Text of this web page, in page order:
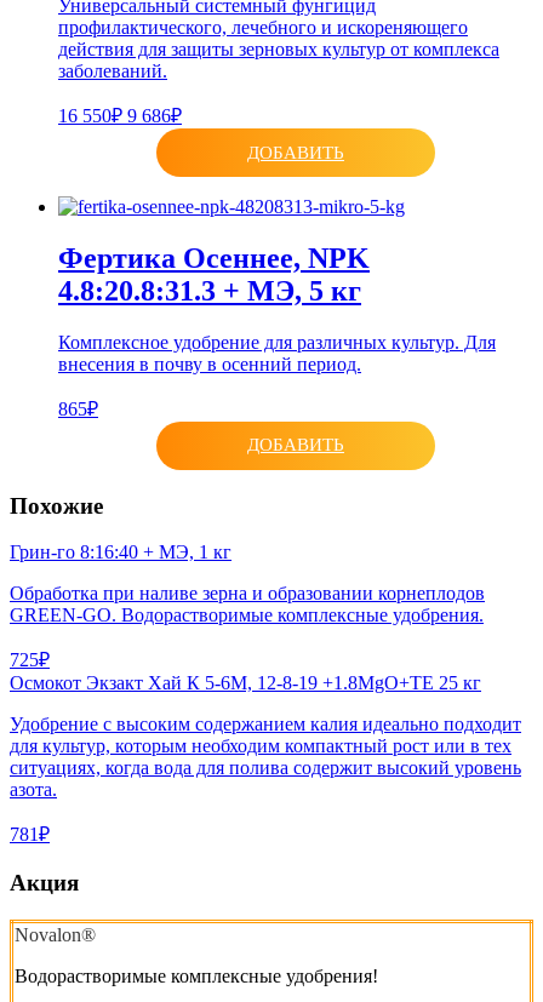
Универсальный системный фунгицид
профилактического, лечебного и искореняющего
действия для защиты зерновых культур от комплекса
заболеваний.
16 550₽ 9 686₽
ДОБАВИТЬ
Фертика Осеннее, NPK
4.8:20.8:31.3 + МЭ, 5 кг
Комплексное удобрение для различных культур. Для
внесения в почву в осенний период.
865₽
ДОБАВИТЬ
Похожие
Грин-го 8:16:40 + МЭ, 1 кг
Обработка при наливе зерна и образовании корнеплодов
GREEN-GO. Водорастворимые комплексные удобрения.
725₽
Осмокот Экзакт Хай К 5-6М, 12-8-19 +1.8MgO+ТЕ 25 кг
Удобрение с высоким содержанием калия идеально подходит
для культур, которым необходим компактный рост или в тех
ситуациях, когда вода для полива содержит высокий уровень
азота.
781₽
Акция
Novalon®
Водорастворимые комплексные удобрения!